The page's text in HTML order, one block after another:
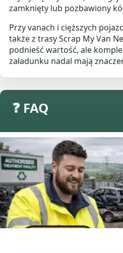
zamknięty lub pozbawiony
Przy vanach i cięższych
także z trasy Scrap My Van
podnieść wartość, ale
załadunku nadal mają
❓ FAQ